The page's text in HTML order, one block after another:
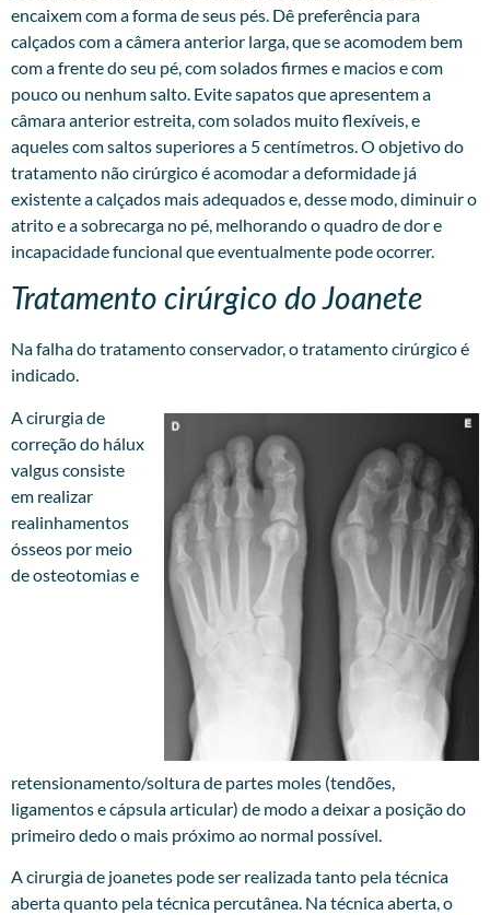
encaixem com a forma de seus pés. Dê preferência para
calçados com a câmera anterior larga, que se acomodem bem
com a frente do seu pé, com solados firmes e macios e com
pouco ou nenhum salto. Evite sapatos que apresentem a
câmara anterior estreita, com solados muito flexíveis, e
aqueles com saltos superiores a 5 centímetros. O objetivo do
tratamento não cirúrgico é acomodar a deformidade já
existente a calçados mais adequados e, desse modo, diminuir o
atrito e a sobrecarga no pé, melhorando o quadro de dor e
incapacidade funcional que eventualmente pode ocorrer.
Tratamento cirúrgico do Joanete
Na falha do tratamento conservador, o tratamento cirúrgico é
indicado.
A cirurgia de
correção do hálux
valgus consiste
em realizar
realinhamentos
ósseos por meio
de osteotomias e
retensionamento/soltura de partes moles (tendões,
ligamentos e cápsula articular) de modo a deixar a posição do
primeiro dedo o mais próximo ao normal possível.
A cirurgia de joanetes pode ser realizada tanto pela técnica
aberta quanto pela técnica percutânea. Na técnica aberta, o